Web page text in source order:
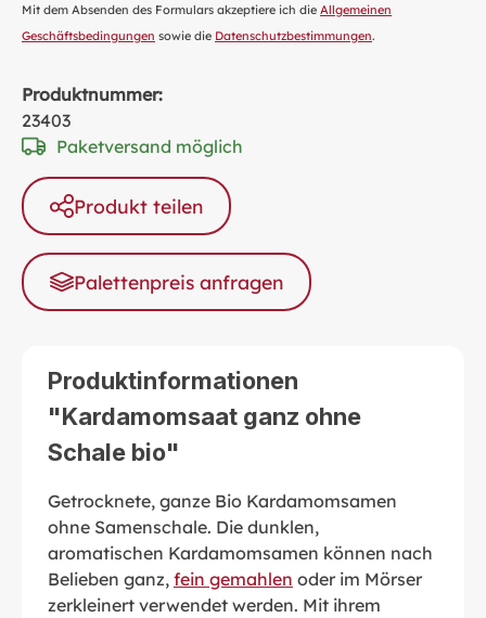
Mit dem Absenden des Formulars akzeptiere ich die Allgemeinen
Geschäftsbedingungen sowie die Datenschutzbestimmungen.
Produktnummer:
23403
Paketversand möglich
Produkt teilen
Palettenpreis anfragen
Produktinformationen
"Kardamomsaat ganz ohne
Schale bio"
Getrocknete, ganze Bio Kardamomsamen
ohne Samenschale. Die dunklen,
aromatischen Kardamomsamen können nach
Belieben ganz, fein gemahlen oder im Mörser
zerkleinert verwendet werden. Mit ihrem